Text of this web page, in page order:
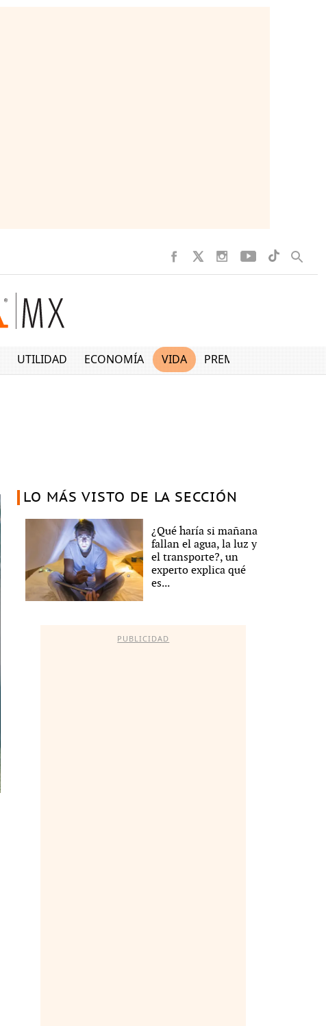
UTILIDAD ECONOMÍA VIDA PREMIUM
LO MÁS VISTO DE LA SECCIÓN
¿Qué haría si mañana
fallan el agua, la luz y
el transporte?, un
experto explica qué
es...
PUBLICIDAD